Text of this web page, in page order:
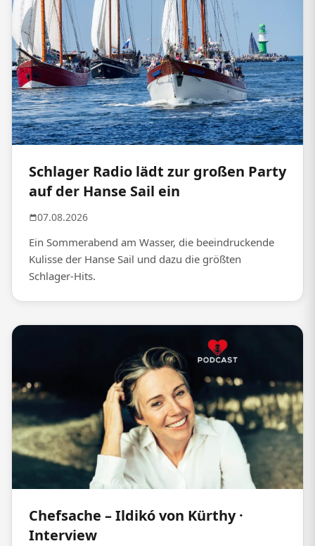
Schlager Radio lädt zur großen Party
auf der Hanse Sail ein
07.08.2026
Ein Sommerabend am Wasser, die beeindruckende
Kulisse der Hanse Sail und dazu die größten
Schlager-Hits.
Chefsache – Ildikó von Kürthy ·
Interview